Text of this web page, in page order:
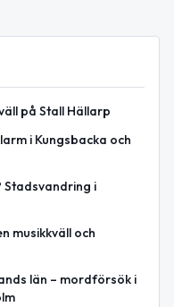
på Stall Hällarp
i Kungsbacka och
Stadsvandring i
musikkväll och
län – mordförsök i